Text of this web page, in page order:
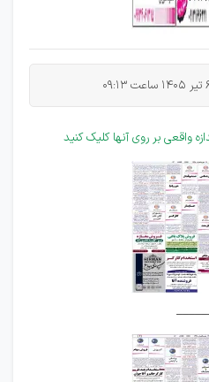
واقعی بر روی آنها کلیک کنید